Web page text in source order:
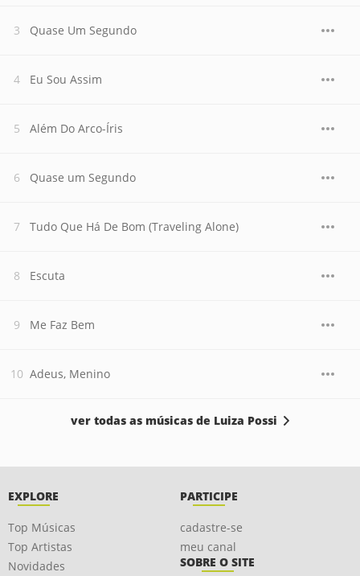
Quase Um Segundo
Eu Sou Assim
Além Do Arco-Íris
Quase um Segundo
Tudo Que Há De Bom (Traveling Alone)
Escuta
Me Faz Bem
Adeus, Menino
ver todas as músicas de Luiza Possi
EXPLORE
Top Músicas
Top Artistas
Novidades
PARTICIPE
cadastre-se
meu canal
SOBRE O SITE